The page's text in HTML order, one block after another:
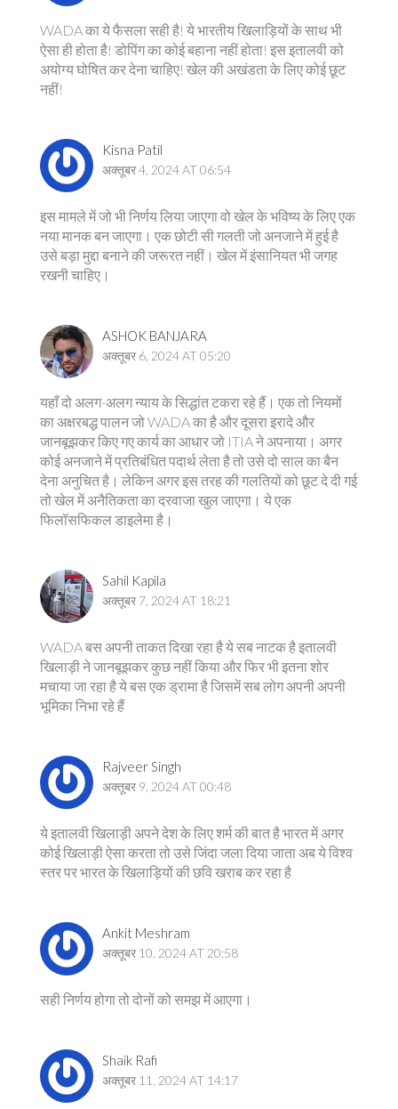
WADA का ये फैसला सही है! ये भारतीय खिलाड़ियों के साथ भी
ऐसा ही होता है! डोपिंग का कोई बहाना नहीं होता! इस इतालवी को
अयोग्य घोषित कर देना चाहिए! खेल की अखंडता के लिए कोई छूट
नहीं!
Kisna Patil
अक्तूबर 4, 2024 AT 06:54
इस मामले में जो भी निर्णय लिया जाएगा वो खेल के भविष्य के लिए एक
नया मानक बन जाएगा। एक छोटी सी गलती जो अनजाने में हुई है
उसे बड़ा मुद्दा बनाने की जरूरत नहीं। खेल में इंसानियत भी जगह
रखनी चाहिए।
ASHOK BANJARA
अक्तूबर 6, 2024 AT 05:20
यहाँ दो अलग-अलग न्याय के सिद्धांत टकरा रहे हैं। एक तो नियमों
का अक्षरबद्ध पालन जो WADA का है और दूसरा इरादे और
जानबूझकर किए गए कार्य का आधार जो ITIA ने अपनाया। अगर
कोई अनजाने में प्रतिबंधित पदार्थ लेता है तो उसे दो साल का बैन
देना अनुचित है। लेकिन अगर इस तरह की गलतियों को छूट दे दी गई
तो खेल में अनैतिकता का दरवाजा खुल जाएगा। ये एक
फिलॉसफिकल डाइलेमा है।
Sahil Kapila
अक्तूबर 7, 2024 AT 18:21
WADA बस अपनी ताकत दिखा रहा है ये सब नाटक है इतालवी
खिलाड़ी ने जानबूझकर कुछ नहीं किया और फिर भी इतना शोर
मचाया जा रहा है ये बस एक ड्रामा है जिसमें सब लोग अपनी अपनी
भूमिका निभा रहे हैं
Rajveer Singh
अक्तूबर 9, 2024 AT 00:48
ये इतालवी खिलाड़ी अपने देश के लिए शर्म की बात है भारत में अगर
कोई खिलाड़ी ऐसा करता तो उसे जिंदा जला दिया जाता अब ये विश्व
स्तर पर भारत के खिलाड़ियों की छवि खराब कर रहा है
Ankit Meshram
अक्तूबर 10, 2024 AT 20:58
सही निर्णय होगा तो दोनों को समझ में आएगा।
Shaik Rafi
अक्तूबर 11, 2024 AT 14:17